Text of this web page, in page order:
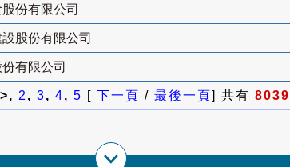
份有限公司
股份有限公司
有限公司
2, 3, 4, 5 [ 下一頁 / 最後一頁] 共有 8039